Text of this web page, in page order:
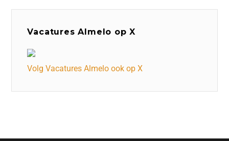
Vacatures Almelo op X
Volg Vacatures Almelo ook op X